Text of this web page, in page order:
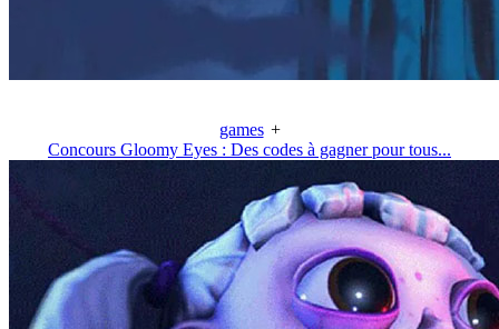
games +
Concours Gloomy Eyes : Des codes à gagner pour tous...